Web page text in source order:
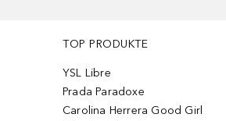
TOP PRODUKTE
YSL Libre
Prada Paradoxe
Carolina Herrera Good Girl